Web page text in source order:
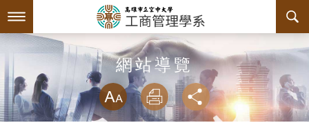
到
要
最新消息
系所簡介
關於本系
師資陣容
網站導覽
略過字型切
放大
列印 分享